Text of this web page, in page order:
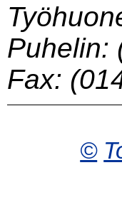
Puhelin:
Fax:
©